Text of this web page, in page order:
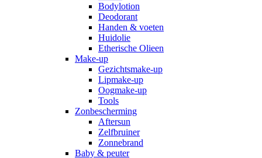
Bodylotion
Deodorant
Handen & voeten
Huidolie
Etherische Olieen
Make-up
Gezichtsmake-up
Lipmake-up
Oogmake-up
Tools
Zonbescherming
Aftersun
Zelfbruiner
Zonnebrand
Baby & peuter